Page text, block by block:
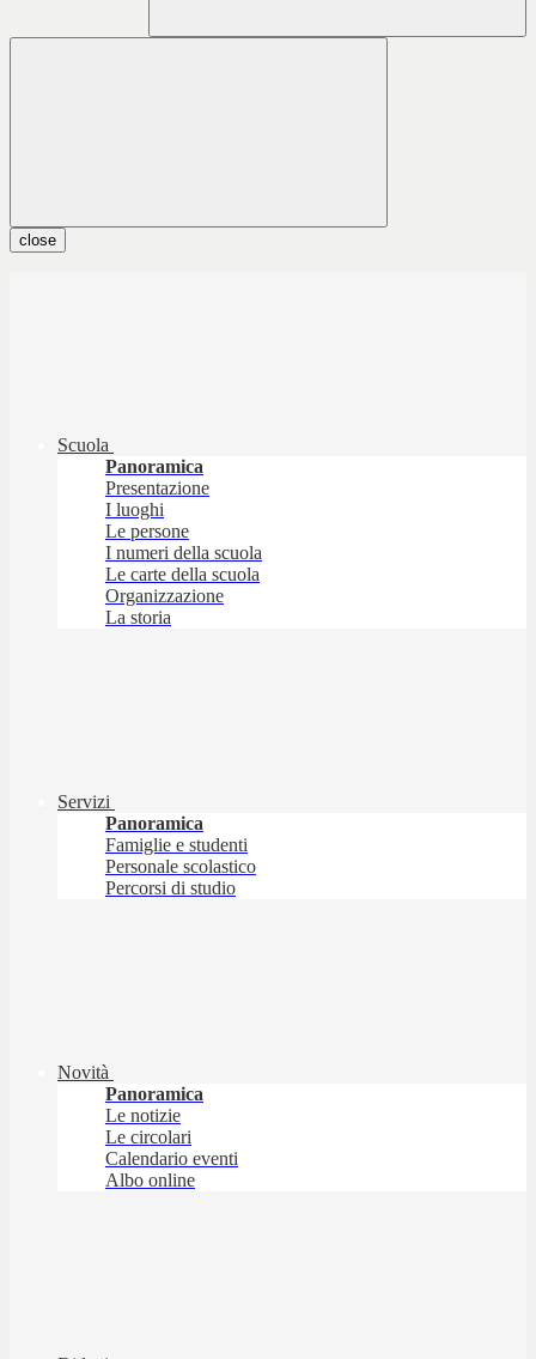
close
Scuola
Panoramica
Presentazione
I luoghi
Le persone
I numeri della scuola
Le carte della scuola
Organizzazione
La storia
Servizi
Panoramica
Famiglie e studenti
Personale scolastico
Percorsi di studio
Novità
Panoramica
Le notizie
Le circolari
Calendario eventi
Albo online